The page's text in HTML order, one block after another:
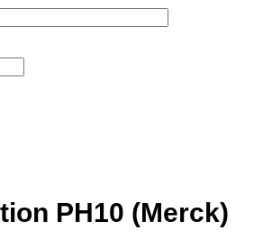
PH10 (Merck)